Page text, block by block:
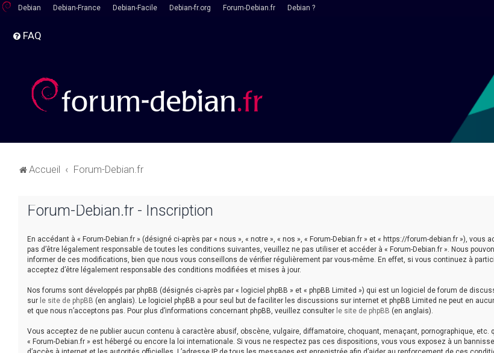
Debian Debian-France Debian-Facile Debian-fr.org Forum-Debian.fr Debian ?
FAQ
Accueil Forum-Debian.fr
Forum-Debian.fr - Inscription
En accédant à « Forum-Debian.fr » (désigné ci-après par « nous », « notre », « nos », « Forum-Debian.fr » et « https://forum-debian.fr »),
pas d’être légalement responsable de toutes les conditions suivantes, veuillez ne pas utiliser et accéder à « Forum-Debian.fr ». Nous
informer de ces modifications, bien que nous vous conseillons de vérifier régulièrement par vous-même. En effet, si vous continuez à
acceptez d’être légalement responsable des conditions modifiées et mises à jour.
Nos forums sont développés par phpBB (désignés ci-après par « logiciel phpBB » et « phpBB Limited ») qui est un logiciel de forum de
sur le site de phpBB (en anglais). Le logiciel phpBB a pour seul but de faciliter les discussions sur internet et phpBB Limited ne peut en
et que nous n’acceptons pas. Pour plus d’informations concernant phpBB, veuillez consulter le site de phpBB (en anglais).
Vous acceptez de ne publier aucun contenu à caractère abusif, obscène, vulgaire, diffamatoire, choquant, menaçant, pornographique,
« Forum-Debian.fr » est hébergé ou encore la loi internationale. Si vous ne respectez pas ces dispositions, vous vous exposez à un